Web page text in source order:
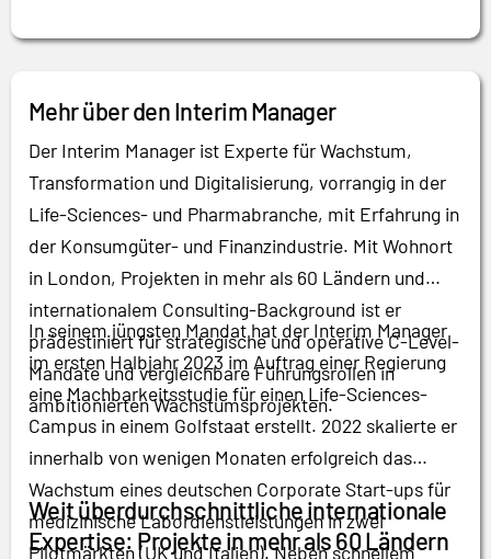
Mehr über den Interim Manager
Der Interim Manager ist Experte für Wachstum,
Transformation und Digitalisierung, vorrangig in der
Life-Sciences- und Pharmabranche, mit Erfahrung in
der Konsumgüter- und Finanzindustrie. Mit Wohnort
in London, Projekten in mehr als 60 Ländern und
internationalem Consulting-Background ist er
prädestiniert für strategische und operative C-Level-
Mandate und vergleichbare Führungsrollen in
ambitionierten Wachstumsprojekten.
In seinem jüngsten Mandat hat der Interim Manager
im ersten Halbjahr 2023 im Auftrag einer Regierung
eine Machbarkeitsstudie für einen Life-Sciences-
Campus in einem Golfstaat erstellt. 2022 skalierte er
innerhalb von wenigen Monaten erfolgreich das
Wachstum eines deutschen Corporate Start-ups für
medizinische Labordienstleistungen in zwei
Pilotmärkten (UK und Italien). Neben schnellem
Weit überdurchschnittliche internationale
Expertise: Projekte in mehr als 60 Ländern